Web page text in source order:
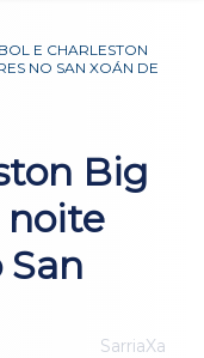
E CHARLESTON
NO SAN XOÁN DE
Big
noite
SarriaXa